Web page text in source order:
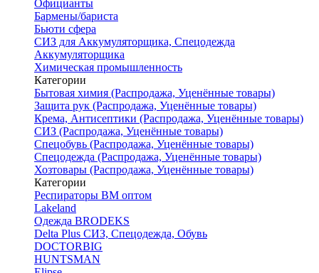
Официанты
Бармены/бариста
Бьюти сфера
СИЗ для Аккумуляторщика, Спецодежда
Аккумуляторщика
Химическая промышленность
Категории
Бытовая химия (Распродажа, Уценённые товары)
Защита рук (Распродажа, Уценённые товары)
Крема, Антисептики (Распродажа, Уценённые товары)
СИЗ (Распродажа, Уценённые товары)
Спецобувь (Распродажа, Уценённые товары)
Спецодежда (Распродажа, Уценённые товары)
Хозтовары (Распродажа, Уценённые товары)
Категории
Респираторы ВМ оптом
Lakeland
Одежда BRODEKS
Delta Plus СИЗ, Спецодежда, Обувь
DOCTORBIG
HUNTSMAN